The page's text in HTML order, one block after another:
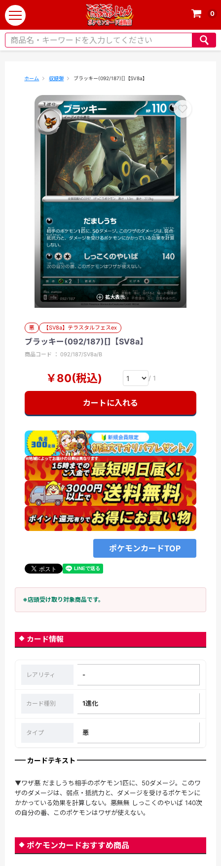
t
o
g
0
ホーム 収録弾 ブラッキー(092/187)[]【SV8a】
拡大表示
悪 【SV8a】テラスタルフェスex
ブラッキー(092/187)[]【SV8a】
商品コード ： 092/187/SV8a/B
￥80(税込) / 1
カートに入れる
ポケモンカードTOP
※店頭受け取り対象商品です。
カード情報
レアリティ -
カード種別 1進化
タイプ 悪
カードテキスト
▼ワザ悪 だましうち相手のポケモン1匹に、50ダメージ。このワ
ザのダメージは、弱点・抵抗力と、ダメージを受けるポケモンに
かかっている効果を計算しない。悪無無 しっこくのやいば 140次
の自分の番、このポケモンはワザが使えない。
ポケモンカードおすすめ商品